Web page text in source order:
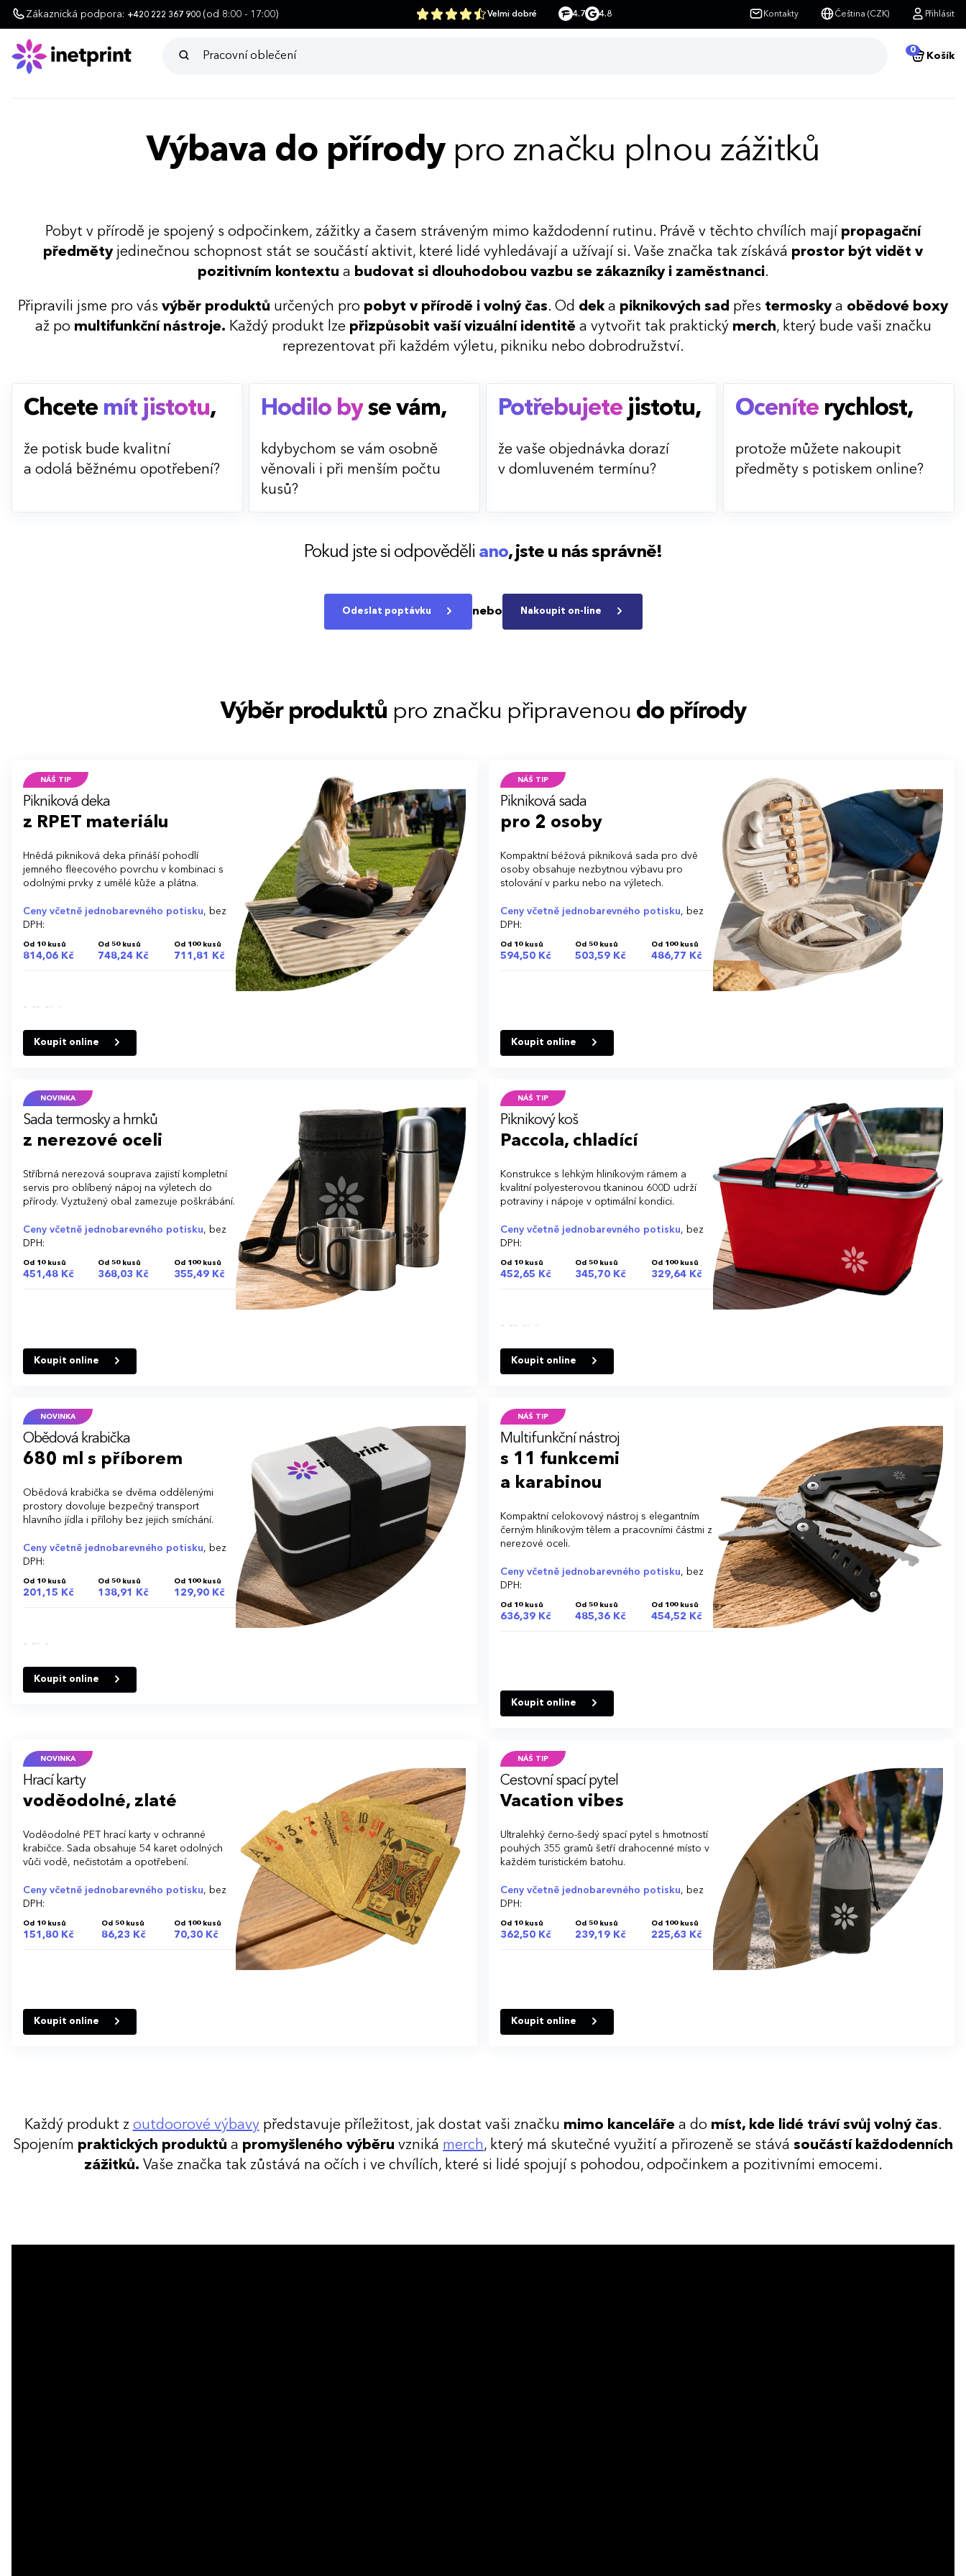
Zákaznická podpora: +420 222 367 900 (od 8:00 - 17:00) Velmi dobré 4.7 4.8 Kontakty Čeština (CZK) Přihlásit
0
Košík
Výbava do přírody pro značku plnou zážitků
Pobyt v přírodě je spojený s odpočinkem, zážitky a časem stráveným mimo každodenní rutinu. Právě v těchto chvílích mají propagační
předmětyjedinečnou schopnost stát se součástí aktivit, které lidé vyhledávají a užívají si. Vaše značka tak získává prostor být vidět v
pozitivním kontextu a budovat si dlouhodobou vazbu se zákazníky i zaměstnanci.
Připravili jsme pro vás výběr produktů určených pro pobyt v přírodě i volný čas. Od dek a piknikových sad přes termosky a obědové boxy
až po multifunkční nástroje. Každý produkt lze přizpůsobit vaší vizuální identitěa vytvořit tak praktický merch, který bude vaši značku
reprezentovat při každém výletu, pikniku nebo dobrodružství.
Chcete mít jistotu,
že potisk bude kvalitní
a odolá běžnému opotřebení?
Hodilo by se vám,
kdybychom se vám osobně
věnovali i při menším počtu
kusů?
Potřebujete jistotu,
že vaše objednávka dorazí
v domluveném termínu?
Oceníte rychlost,
protože můžete nakoupit
předměty s potiskem online?
Pokud jste si odpověděli ano, jste u nás správně!
Odeslat poptávku nebo Nakoupit on-line
Výběr produktů pro značku připravenou do přírody
NÁŠ TIP
Pikniková deka
z RPET materiálu
Hnědá pikniková deka přináší pohodlí
jemného fleecového povrchu v kombinaci s
odolnými prvky z umělé kůže a plátna.
Ceny včetně jednobarevného potisku, bez
DPH:
Od 10 kusů
814,06 Kč
Od 50 kusů
748,24 Kč
Od 100 kusů
711,81 Kč
Koupit online
NÁŠ TIP
Pikniková sada
pro 2 osoby
Kompaktní béžová pikniková sada pro dvě
osoby obsahuje nezbytnou výbavu pro
stolování v parku nebo na výletech.
Ceny včetně jednobarevného potisku, bez
DPH:
Od 10 kusů
594,50 Kč
Od 50 kusů
503,59 Kč
Od 100 kusů
486,77 Kč
Koupit online
NOVINKA
Sada termosky a hrnků
z nerezové oceli
Stříbrná nerezová souprava zajistí kompletní
servis pro oblíbený nápoj na výletech do
přírody. Vyztužený obal zamezuje poškrábání.
Ceny včetně jednobarevného potisku, bez
DPH:
Od 10 kusů
451,48 Kč
Od 50 kusů
368,03 Kč
Od 100 kusů
355,49 Kč
Koupit online
NÁŠ TIP
Piknikový koš
Paccola, chladící
Konstrukce s lehkým hliníkovým rámem a
kvalitní polyesterovou tkaninou 600D udrží
potraviny i nápoje v optimální kondici.
Ceny včetně jednobarevného potisku, bez
DPH:
Od 10 kusů
452,65 Kč
Od 50 kusů
345,70 Kč
Od 100 kusů
329,64 Kč
Koupit online
NOVINKA
Obědová krabička
680 ml s příborem
Obědová krabička se dvěma oddělenými
prostory dovoluje bezpečný transport
hlavního jídla i přílohy bez jejich smíchání.
Ceny včetně jednobarevného potisku, bez
DPH:
Od 10 kusů
201,15 Kč
Od 50 kusů
138,91 Kč
Od 100 kusů
129,90 Kč
Koupit online
NÁŠ TIP
Multifunkční nástroj
s 11 funkcemi
a karabinou
Kompaktní celokovový nástroj s elegantním
černým hliníkovým tělem a pracovními částmi z
nerezové oceli.
Ceny včetně jednobarevného potisku, bez
DPH:
Od 10 kusů
636,39 Kč
Od 50 kusů
485,36 Kč
Od 100 kusů
454,52 Kč
Koupit online
NOVINKA
Hrací karty
voděodolné, zlaté
Voděodolné PET hrací karty v ochranné
krabičce. Sada obsahuje 54 karet odolných
vůči vodě, nečistotám a opotřebení.
Ceny včetně jednobarevného potisku, bez
DPH:
Od 10 kusů
151,80 Kč
Od 50 kusů
86,23 Kč
Od 100 kusů
70,30 Kč
Koupit online
NÁŠ TIP
Cestovní spací pytel
Vacation vibes
Ultralehký černo-šedý spací pytel s hmotností
pouhých 355 gramů šetří drahocenné místo v
každém turistickém batohu.
Ceny včetně jednobarevného potisku, bez
DPH:
Od 10 kusů
362,50 Kč
Od 50 kusů
239,19 Kč
Od 100 kusů
225,63 Kč
Koupit online
Každý produkt z outdoorové výbavypředstavuje příležitost, jak dostat vaši značku mimo kancelářea do míst, kde lidé tráví svůj volný čas.
Spojením praktických produktů a promyšleného výběru vzniká merch, který má skutečné využití a přirozeně se stává součástí každodenních
zážitků. Vaše značka tak zůstává na očích i ve chvílích, které si lidé spojují s pohodou, odpočinkem a pozitivními emocemi.